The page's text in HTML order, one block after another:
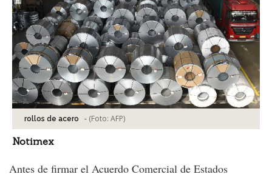
rollos de acero - (Foto: AFP)
Notimex
Antes de firmar el Acuerdo Comercial de Estados